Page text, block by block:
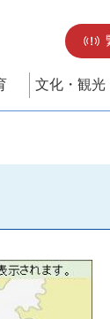
文化・観光